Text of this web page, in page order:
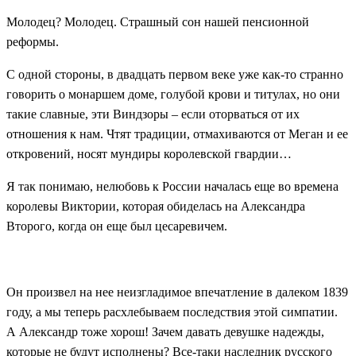
Молодец? Молодец. Страшный сон нашей пенсионной
реформы.
С одной стороны, в двадцать первом веке уже как-то странно
говорить о монаршем доме, голубой крови и титулах, но они
такие славные, эти Виндзоры – если оторваться от их
отношения к нам. Чтят традиции, отмахиваются от Меган и ее
откровений, носят мундиры королевской гвардии…
Я так понимаю, нелюбовь к России началась еще во времена
королевы Виктории, которая обиделась на Александра
Второго, когда он еще был цесаревичем.
Он произвел на нее неизгладимое впечатление в далеком 1839
году, а мы теперь расхлебываем последствия этой симпатии.
А Александр тоже хорош! Зачем давать девушке надежды,
которые не будут исполнены? Все-таки наследник русского